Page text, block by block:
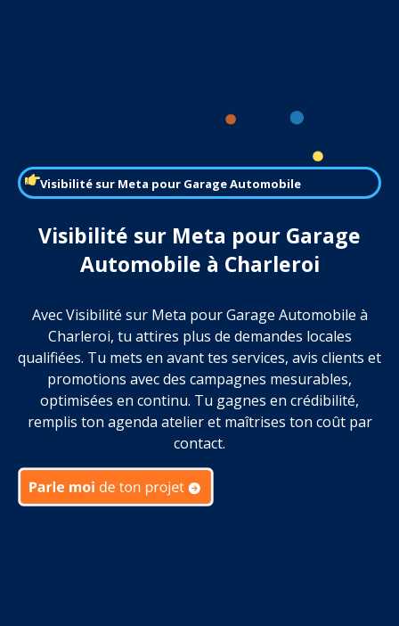
Visibilité sur Meta pour Garage Automobile
Visibilité sur Meta pour Garage
Automobile à Charleroi
Avec Visibilité sur Meta pour Garage Automobile à
Charleroi, tu attires plus de demandes locales
qualifiées. Tu mets en avant tes services, avis clients et
promotions avec des campagnes mesurables,
optimisées en continu. Tu gagnes en crédibilité,
remplis ton agenda atelier et maîtrises ton coût par
contact.